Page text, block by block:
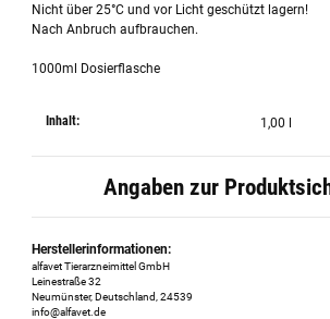
Nicht über 25°C und vor Licht geschützt lagern!
Nach Anbruch aufbrauchen.
1000ml Dosierflasche
Inhalt: 1,00 l
Angaben zur
Herstellerinformationen:
alfavet Tierarzneimittel GmbH
Leinestraße 32
Neumünster, Deutschland, 24539
info@alfavet.de